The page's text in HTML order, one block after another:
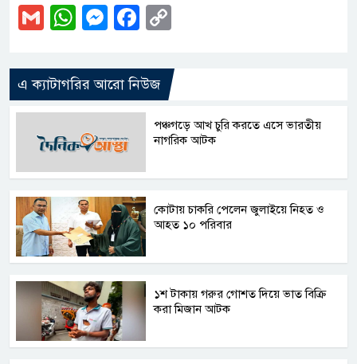
GmailWhatsApp
Messenger
Facebook
এ ক্যাটাগরির আরো নিউজ
পঞ্চগড়ে আখ চুরি করতে এসে ভারতীয়
নাগরিক আটক
কোটায় চাকরি পেলেন জুলাইয়ে নিহত ও
আহত ১০ পরিবার
১শ টাকায় গরুর গোশত দিয়ে ভাত বিক্রি
করা মিজান আটক